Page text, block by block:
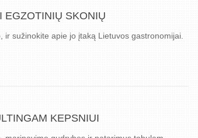
EGZOTINIŲ SKONIŲ
sužinokite apie jo įtaką Lietuvos gastronomijai.
KEPSNIUI